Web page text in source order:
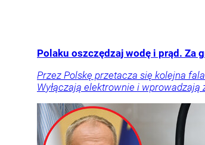
Polaku oszczędzaj wodę i prąd. Za
Przez Polskę przetacza się kolejna
Wyłączają elektrownie i wprowadzają